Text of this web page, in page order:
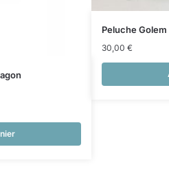
Peluche
30,00 €